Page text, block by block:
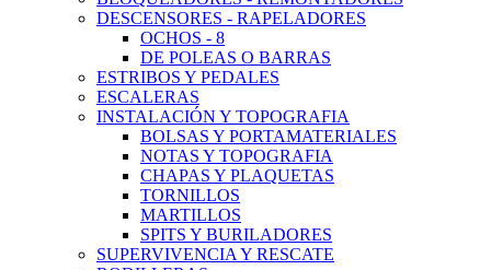
DESCENSORES - RAPELADORES
OCHOS - 8
DE POLEAS O BARRAS
ESTRIBOS Y PEDALES
ESCALERAS
INSTALACIÓN Y TOPOGRAFIA
BOLSAS Y PORTAMATERIALES
NOTAS Y TOPOGRAFIA
CHAPAS Y PLAQUETAS
TORNILLOS
MARTILLOS
SPITS Y BURILADORES
SUPERVIVENCIA Y RESCATE